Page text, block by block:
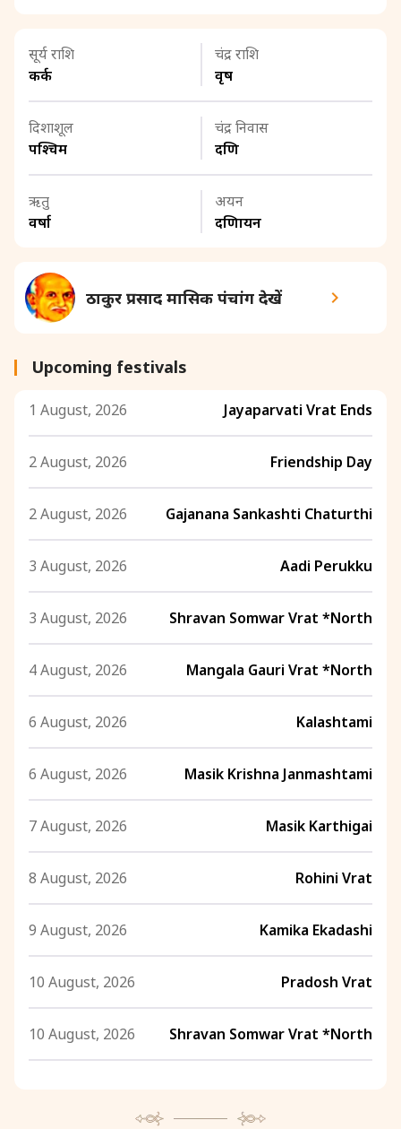
सूर्य राशि
कर्क
चंद्र राशि
वृष
दिशाशूल
पश्चिम
चंद्र निवास
दक्षिण
ऋतु
वर्षा
अयन
दक्षिणायन
ठाकुर प्रसाद मासिक पंचांग देखें
Upcoming festivals
1 August, 2026 Jayaparvati Vrat Ends
2 August, 2026 Friendship Day
2 August, 2026 Gajanana Sankashti Chaturthi
3 August, 2026 Aadi Perukku
3 August, 2026 Shravan Somwar Vrat *North
4 August, 2026 Mangala Gauri Vrat *North
6 August, 2026 Kalashtami
6 August, 2026 Masik Krishna Janmashtami
7 August, 2026 Masik Karthigai
8 August, 2026 Rohini Vrat
9 August, 2026 Kamika Ekadashi
10 August, 2026 Pradosh Vrat
10 August, 2026 Shravan Somwar Vrat *North